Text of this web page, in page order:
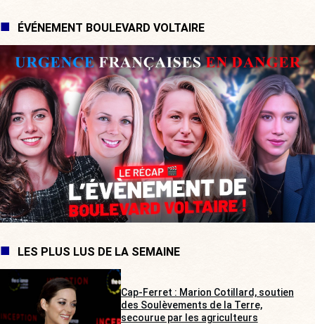
ÉVÉNEMENT BOULEVARD VOLTAIRE
LES PLUS LUS DE LA SEMAINE
Cap-Ferret : Marion Cotillard, soutien
des Soulèvements de la Terre,
secourue par les agriculteurs